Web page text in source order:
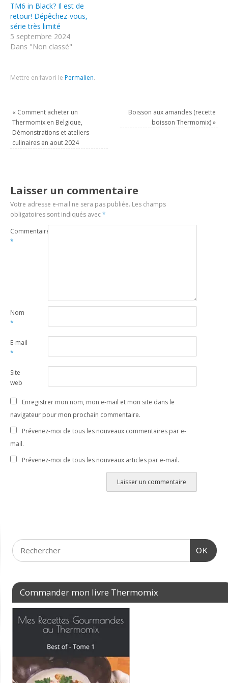
TM6 in Black? Il est de
retour! Dépêchez-vous,
série très limité
5 septembre 2024
Dans "Non classé"
Mettre en favori le Permalien.
« Comment acheter un
Thermomix en Belgique,
Démonstrations et ateliers
culinaires en aout 2024
Boisson aux amandes (recette
boisson Thermomix)»
Laisser un commentaire
Votre adresse e-mail ne sera pas publiée. Les champs
obligatoires sont indiqués avec*
Commentaire
*
Nom
*
E-mail
*
Site
web
Enregistrer mon nom, mon e-mail et mon site dans le
navigateur pour mon prochain commentaire.
Prévenez-moi de tous les nouveaux commentaires par e-
mail.
Prévenez-moi de tous les nouveaux articles par e-mail.
OK
Commander mon livre Thermomix